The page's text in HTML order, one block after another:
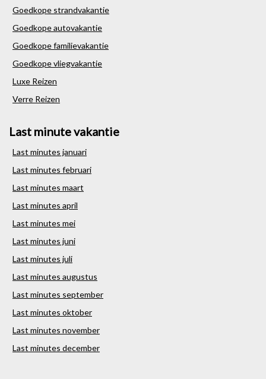
Goedkope strandvakantie
Goedkope autovakantie
Goedkope familievakantie
Goedkope vliegvakantie
Luxe Reizen
Verre Reizen
Last minute vakantie
Last minutes januari
Last minutes februari
Last minutes maart
Last minutes april
Last minutes mei
Last minutes juni
Last minutes juli
Last minutes augustus
Last minutes september
Last minutes oktober
Last minutes november
Last minutes december